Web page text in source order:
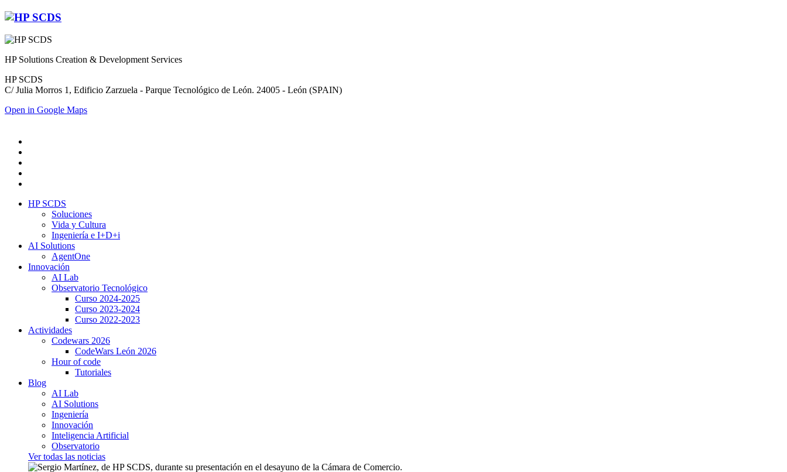
HP Solutions Creation & Development Services
HP SCDS
C/ Julia Morros 1, Edificio Zarzuela - Parque Tecnológico de León. 24005 - León (SPAIN)
Open in Google Maps
HP SCDS
Soluciones
Vida y Cultura
Ingeniería e I+D+i
AI Solutions
AgentOne
Innovación
AI Lab
Observatorio Tecnológico
Curso 2024-2025
Curso 2023-2024
Curso 2022-2023
Actividades
Codewars 2026
CodeWars León 2026
Hour of code
Tutoriales
Blog
AI Lab
AI Solutions
Ingeniería
Innovación
Inteligencia Artificial
Observatorio
Ver todas las noticias